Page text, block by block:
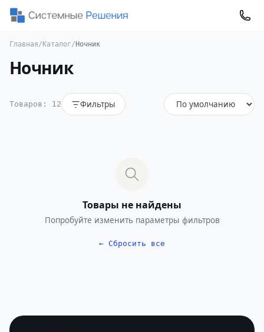
Главная/ Каталог/ Ночник
Ночник
Товаров: 12 Фильтры
Товары не найдены
Попробуйте изменить параметры фильтров
← Сбросить все